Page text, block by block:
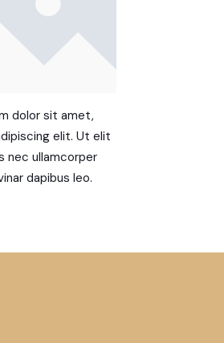
dolor sit amet,
elit. Ut elit
nec ullamcorper
dapibus leo.